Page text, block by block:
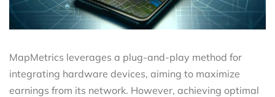
MapMetrics leverages a plug-and-play method for
integrating hardware devices, aiming to maximize
earnings from its network. However, achieving optimal